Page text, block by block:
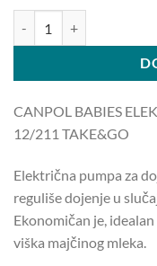
CANPOL BABIES
12/211 TAKE&GO
Električna pumpa za
reguliše dojenje u
Ekonomičan je,
viška majčinog mleka.